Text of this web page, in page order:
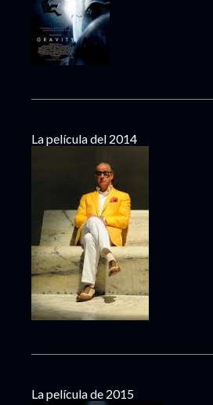
La película del 2014
La película de 2015